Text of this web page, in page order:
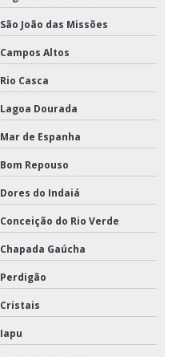
São João das Missões
Campos Altos
Rio Casca
Lagoa Dourada
Mar de Espanha
Bom Repouso
Dores do Indaiá
Conceição do Rio Verde
Chapada Gaúcha
Perdigão
Cristais
Iapu